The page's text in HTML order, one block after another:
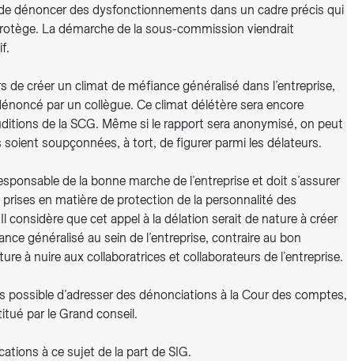
dénoncer des dysfonctionnements dans un cadre précis qui
La démarche de la sous-commission viendrait
de créer un climat de méfiance généralisé dans l’entreprise,
par un collègue. Ce climat délétère sera encore
de la SCG. Même si le rapport sera anonymisé, on peut
soupçonnées, à tort, de figurer parmi les délateurs.
de la bonne marche de l’entreprise et doit s’assurer
en matière de protection de la personnalité des
considère que cet appel à la délation serait de nature à créer
généralisé au sein de l’entreprise, contraire au bon
à nuire aux collaboratrices et collaborateurs de l’entreprise.
possible d’adresser des dénonciations à la Cour des comptes,
par le Grand conseil.
à ce sujet de la part de SIG.